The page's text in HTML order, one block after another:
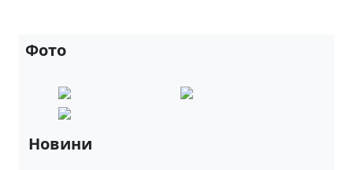
Фото
Новини